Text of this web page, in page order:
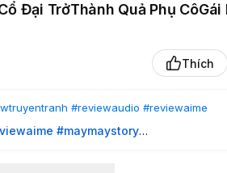
Đại TrởThành Quả Phụ
Thích
#reviewaudio #reviewaime
#maymaystory